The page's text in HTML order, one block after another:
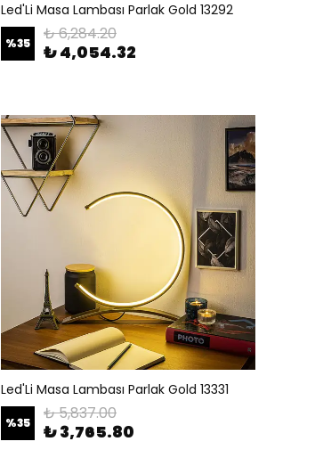
Led'Li Masa Lambası Parlak Gold 13292
%35 ₺ 6,284.20
₺ 4,054.32
Led'Li Masa Lambası Parlak Gold 13331
%35 ₺ 5,837.00
₺ 3,765.80